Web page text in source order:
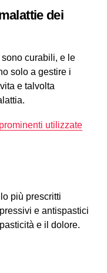
dei
curabili, e le
solo a gestire i
e talvolta
utilizzate
più prescritti
e antispastici
e il dolore.